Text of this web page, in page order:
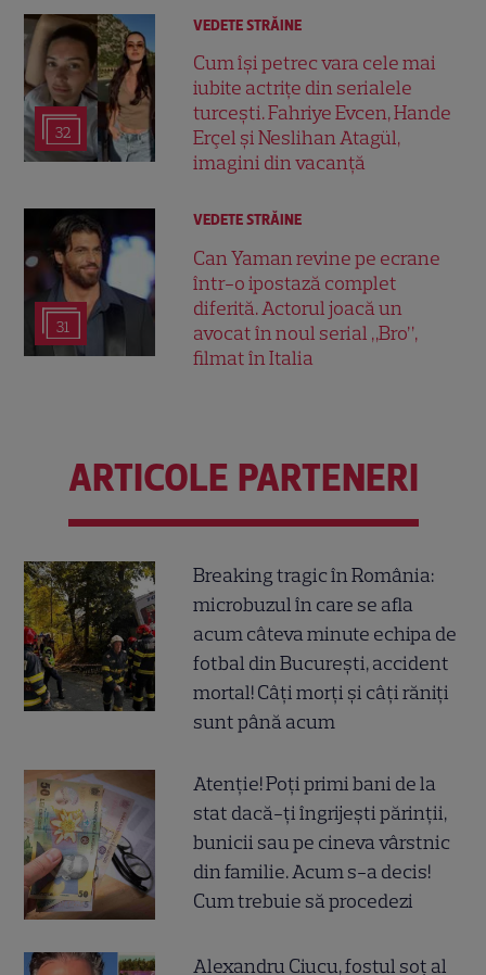
32
VEDETE STRĂINE
Cum își petrec vara cele mai
iubite actrițe din serialele
turcești. Fahriye Evcen, Hande
Erçel și Neslihan Atagül,
imagini din vacanță
31
VEDETE STRĂINE
Can Yaman revine pe ecrane
într-o ipostază complet
diferită. Actorul joacă un
avocat în noul serial „Bro”,
filmat în Italia
ARTICOLE PARTENERI
Breaking tragic în România:
microbuzul în care se afla
acum câteva minute echipa de
fotbal din București, accident
mortal! Câți morți și câți răniți
sunt până acum
Atenție! Poți primi bani de la
stat dacă-ți îngrijești părinții,
bunicii sau pe cineva vârstnic
din familie. Acum s-a decis!
Cum trebuie să procedezi
Alexandru Ciucu, fostul soț al